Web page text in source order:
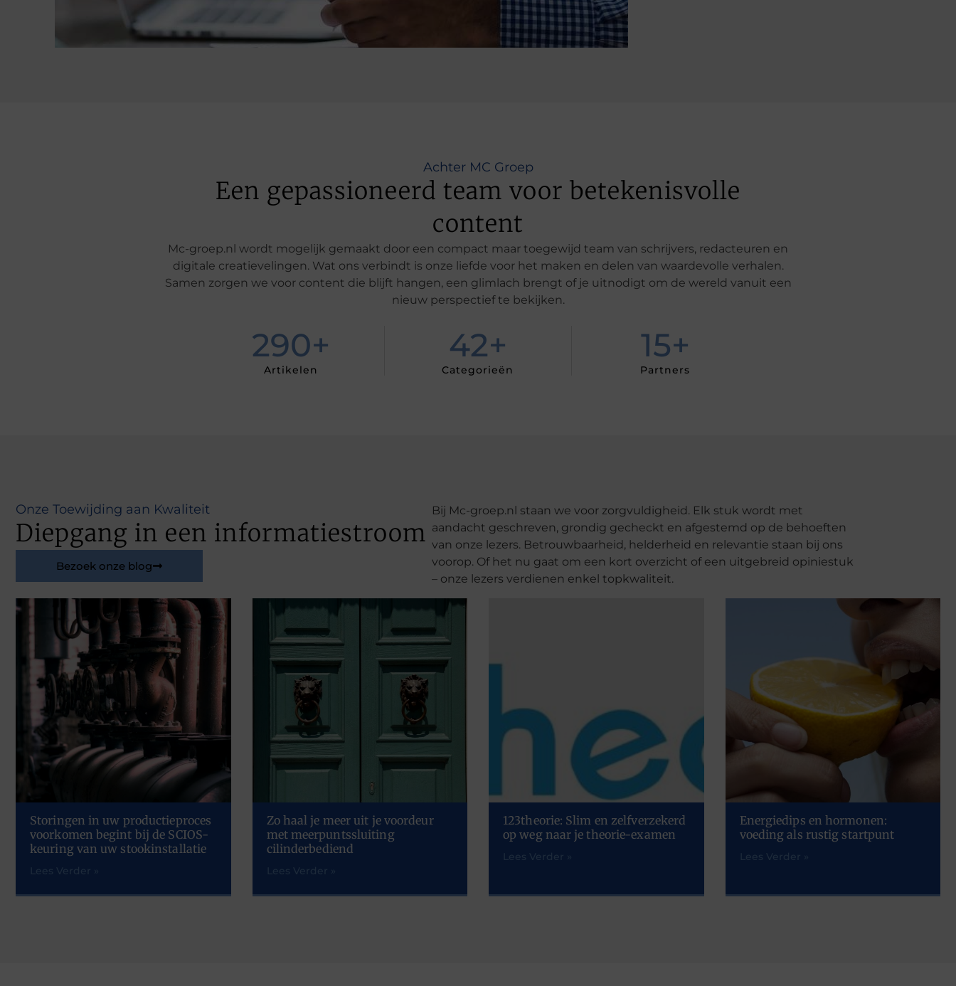
Achter MC Groep
Een gepassioneerd team voor betekenisvolle
content
Mc-groep.nl wordt mogelijk gemaakt door een compact maar toegewijd team van schrijvers, redacteuren en
digitale creatievelingen. Wat ons verbindt is onze liefde voor het maken en delen van waardevolle verhalen.
Samen zorgen we voor content die blijft hangen, een glimlach brengt of je uitnodigt om de wereld vanuit een
nieuw perspectief te bekijken.
Artikelen
290+
Categorieën
42+
Partners
15+
Onze Toewijding aan Kwaliteit
Diepgang in een informatiestroom
Bezoek onze blog
Bij Mc-groep.nl staan we voor zorgvuldigheid. Elk stuk wordt met
aandacht geschreven, grondig gecheckt en afgestemd op de behoeften
van onze lezers. Betrouwbaarheid, helderheid en relevantie staan bij ons
voorop. Of het nu gaat om een kort overzicht of een uitgebreid opiniestuk
– onze lezers verdienen enkel topkwaliteit.
Storingen in uw productieproces
voorkomen begint bij de SCIOS-
keuring van uw stookinstallatie
Zo haal je meer uit je voordeur
met meerpuntssluiting
cilinderbediend
123theorie: Slim en zelfverzekerd
op weg naar je theorie-examen
Energiedips en hormonen:
voeding als rustig startpunt